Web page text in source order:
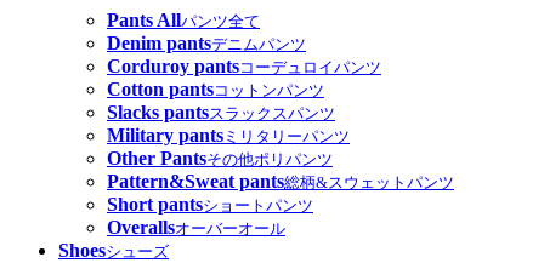
Pants Allパンツ全て
Denim pantsデニムパンツ
Corduroy pantsコーデュロイパンツ
Cotton pantsコットンパンツ
Slacks pantsスラックスパンツ
Military pants ミリタリーパンツ
Other Pantsその他ポリパンツ
Pattern&Sweat pants総柄&スウェットパンツ
Short pantsショートパンツ
Overallsオーバーオール
Shoesシューズ